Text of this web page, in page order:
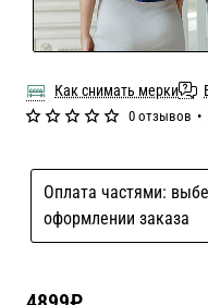
Как снимать мерки
Оплата частями:
оформлении заказа
0 отзывов •